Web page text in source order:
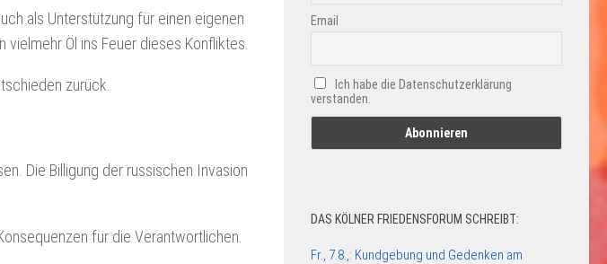
als Unterstützung für einen eigenen
Öl ins Feuer dieses Konfliktes.
zurück.
Die Billigung der russischen Invasion
für die Verantwortlichen.
Email
Ich habe die Datenschutzerklärung
verstanden.
DAS KÖLNER FRIEDENSFORUM SCHREIBT:
Fr., 7.8.,: Kundgebung und Gedenken am